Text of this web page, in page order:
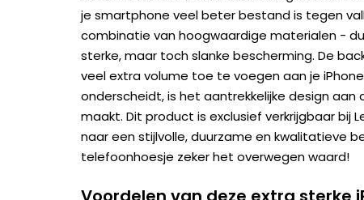
je smartphone veel beter bestand is tegen
combinatie van hoogwaardige materialen -
sterke, maar toch slanke bescherming. De
veel extra volume toe te voegen aan je
onderscheidt, is het aantrekkelijke design
maakt. Dit product is exclusief verkrijgbaar bij
naar een stijlvolle, duurzame en kwalitatieve
telefoonhoesje zeker het overwegen waard!